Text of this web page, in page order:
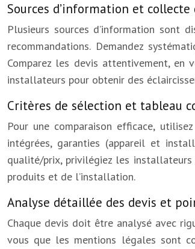
Sources d’information et collecte
Plusieurs sources d’information sont
recommandations. Demandez
Comparez les devis attentivement,
installateurs pour obtenir des
Critères de sélection et tableau
Pour une comparaison efficace,
intégrées, garanties (appareil et
qualité/prix, privilégiez les
produits et de l’installation.
Analyse détaillée des devis et
Chaque devis doit être analysé avec
vous que les mentions légales sont